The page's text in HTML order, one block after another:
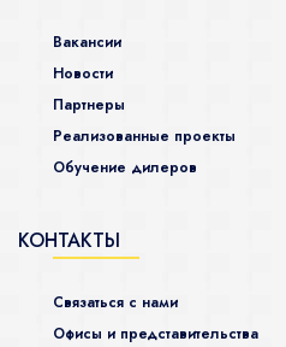
Вакансии
Новости
Партнеры
Реализованные проекты
Обучение дилеров
КОНТАКТЫ
Связаться с нами
Офисы и представительства